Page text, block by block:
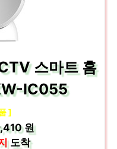
스마트 홈
IC055
]
원
도착